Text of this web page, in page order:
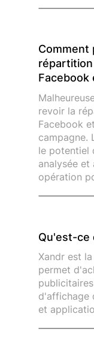
Comment
Facebook
revoir la
Facebook
campagne.
le potentiel
analysée et
opération
Qu'est-ce
Xandr est
permet
d'affichage
et